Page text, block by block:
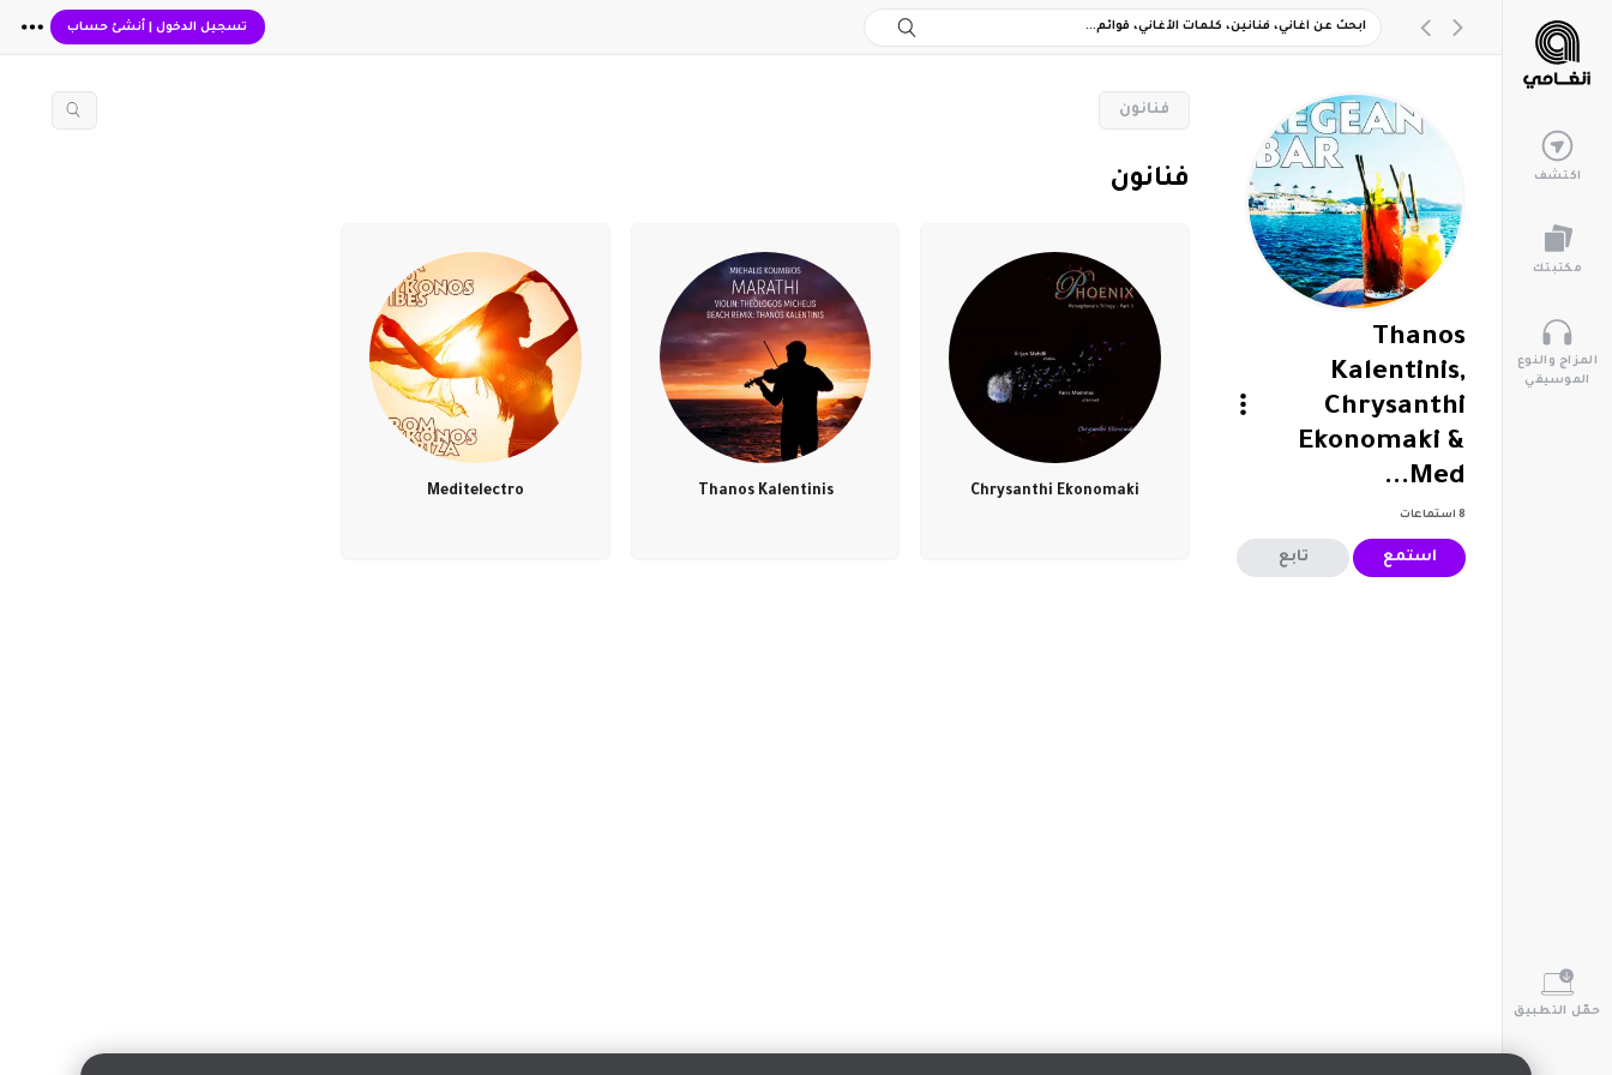
تسجيل الدخول| أنشئ حساب
اكتشف
مكتبتك
المزاج والنوع
الموسيقي
حمّل التطبيق
Thanos
Kalentinis,
Chrysanthi
Ekonomaki &
Med...
8 استماعات
استمع تابع
‏فنانون
‏فنانون
Chrysanthi Ekonomaki
Thanos Kalentinis
Meditelectro